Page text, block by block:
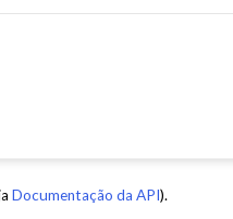
Documentação da API).